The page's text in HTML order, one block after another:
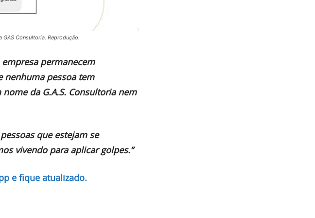
Consultoria. Reprodução.
permanecem
nenhuma pessoa tem
da G.A.S. Consultoria nem
que estejam se
vivendo para aplicar golpes.”
e fique atualizado.